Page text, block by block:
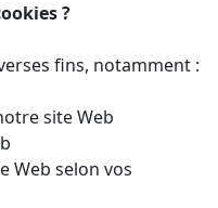
?
fins, notamment :
site Web
Web selon vos